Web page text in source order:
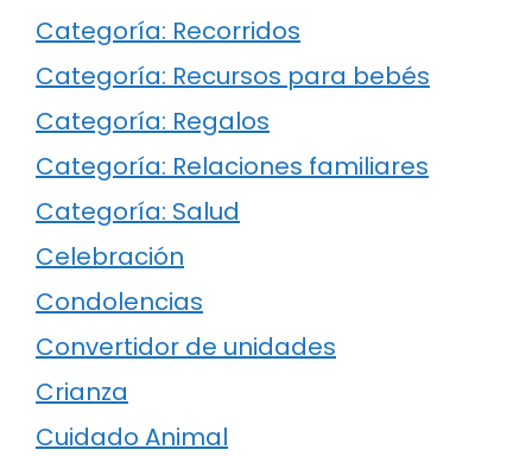
Categoría: Recorridos
Categoría: Recursos para bebés
Categoría: Regalos
Categoría: Relaciones familiares
Categoría: Salud
Celebración
Condolencias
Convertidor de unidades
Crianza
Cuidado Animal